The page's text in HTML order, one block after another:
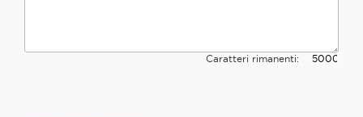
Caratteri rimanenti: